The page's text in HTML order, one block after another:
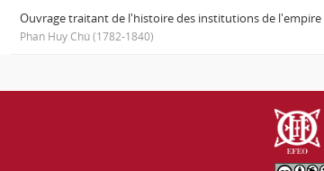
Ouvrage traitant de l'histoire des institutions de
Phan Huy Chú (1782-1840)